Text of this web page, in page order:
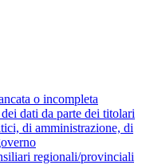
o incompleta
dati da parte dei titolari
di amministrazione, di
regionali/provinciali